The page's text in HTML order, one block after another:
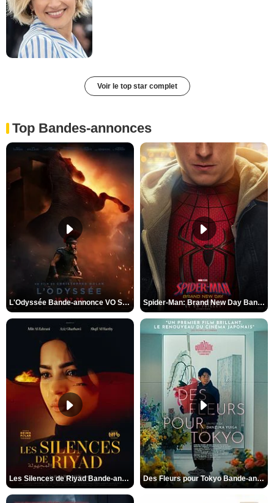
Voir le top star complet
Top Bandes-annonces
L'Odyssée Bande-annonce VO STFR Spider-Man: Brand New Day Bande-annonce VO STFR
Les Silences de Riyad Bande-annonce VO STFR Des Fleurs pour Tokyo Bande-annonce VO STFR